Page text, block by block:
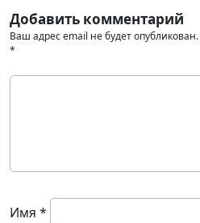
Добавить комментарий
Ваш адрес email не будет опубликован.
*
Имя *